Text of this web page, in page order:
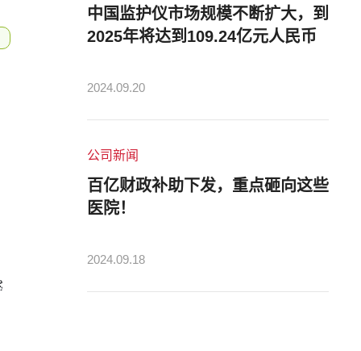
中国监护仪市场规模不断扩大，到
2025年将达到109.24亿元人民币
2024.09.20
公司新闻
百亿财政补助下发，重点砸向这些
医院！
2024.09.18